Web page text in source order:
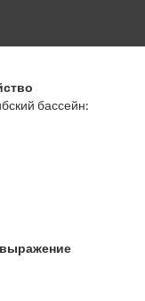
бассейн:
выражение